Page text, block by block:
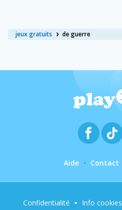
jeux gratuits de guerre
Aide Contact
Confidentialité Info cookies